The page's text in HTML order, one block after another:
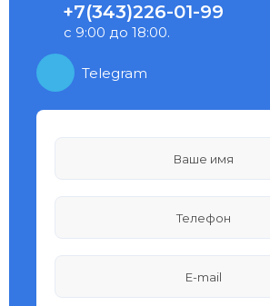
+7(343)226-01-99
с 9:00 до 18:00.
Telegram